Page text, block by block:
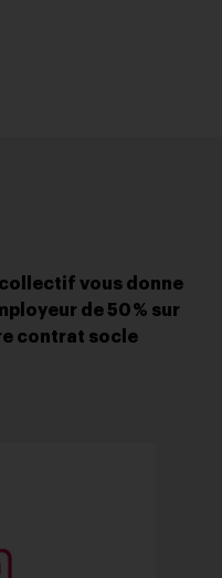
vous donne
de 50 % sur
contrat socle